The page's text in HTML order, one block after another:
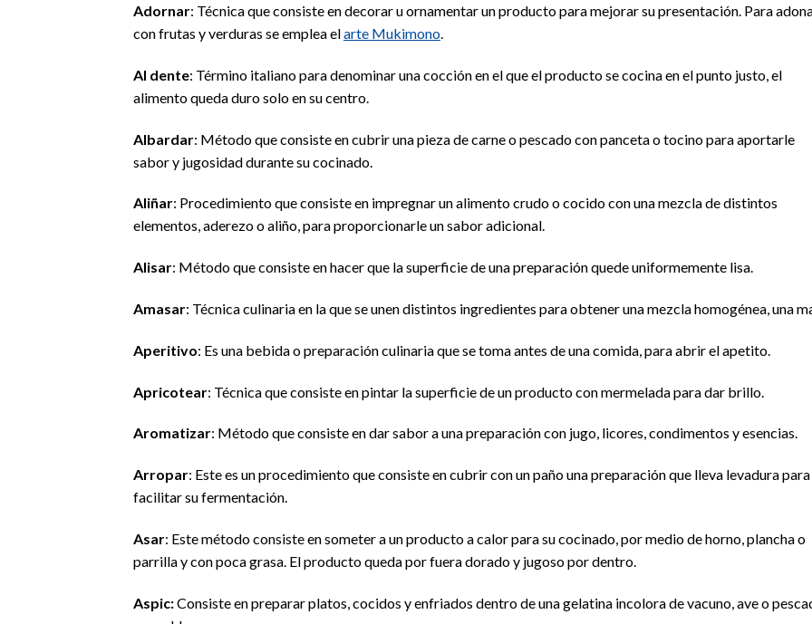
Adornar: Técnica que consiste en decorar u ornamentar un producto para mejorar su presentación. Para
con frutas y verduras se emplea elarte Mukimono.
Al dente: Término italiano para denominar una cocción en el que el producto se cocina en el punto justo, el
alimento queda duro solo en su centro.
Albardar: Método que consiste en cubrir una pieza de carne o pescado con panceta o tocino para aportarle
sabor y jugosidad durante su cocinado.
Aliñar: Procedimiento que consiste en impregnar un alimento crudo o cocido con una mezcla de distintos
elementos, aderezo o aliño, para proporcionarle un sabor adicional.
Alisar: Método que consiste en hacer que la superficie de una preparación quede uniformemente lisa.
Amasar: Técnica culinaria en la que se unen distintos ingredientes para obtener una mezcla homogénea, una
Aperitivo: Es una bebida o preparación culinaria que se toma antes de una comida, para abrir el apetito.
Apricotear: Técnica que consiste en pintar la superficie de un producto con mermelada para dar brillo.
Aromatizar: Método que consiste en dar sabor a una preparación con jugo, licores, condimentos y esencias.
Arropar: Este es un procedimiento que consiste en cubrir con un paño una preparación que lleva levadura para
facilitar su fermentación.
Asar: Este método consiste en someter a un producto a calor para su cocinado, por medio de horno, plancha o
parrilla y con poca grasa. El producto queda por fuera dorado y jugoso por dentro.
Aspic:Consiste en preparar platos, cocidos y enfriados dentro de una gelatina incolora de vacuno, ave o